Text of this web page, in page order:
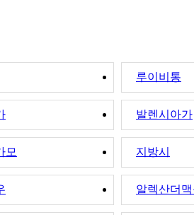
루이비통
발렌시아가
모 지방시
알렉산더맥